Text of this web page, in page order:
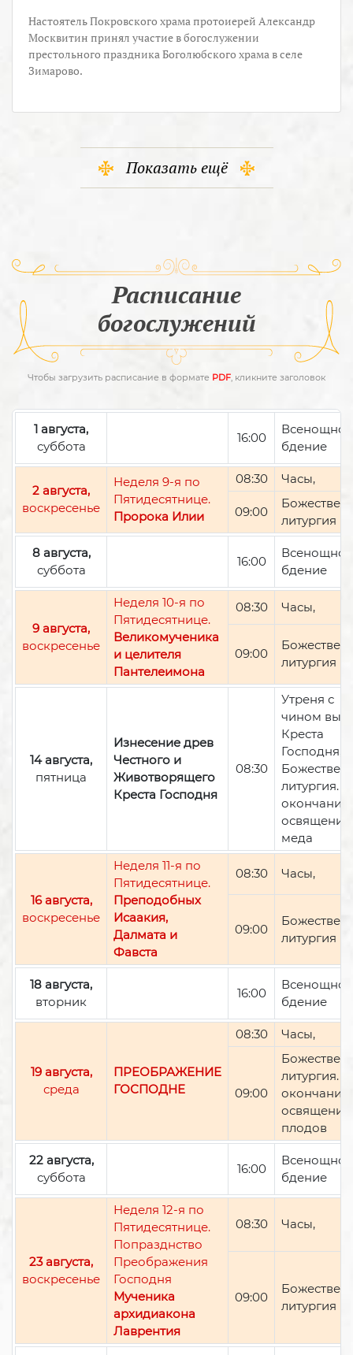
Настоятель Покровского храма протоиерей Александр
Москвитин принял участие в богослужении
престольного праздника Боголюбского храма в селе
Зимарово.
Показать ещё
Расписание
богослужений
Чтобы загрузить расписание в формате PDF, кликните заголовок
1 августа,
суббота
16:00
Всенощное
бдение
2 августа,
воскресенье
Неделя 9-я по
Пятидесятнице.
Пророка Илии
08:30 Часы,
09:00
литургия
8 августа,
суббота
16:00
Всенощное
бдение
9 августа,
воскресенье
Неделя 10-я по
Пятидесятнице.
Великомученика
и целителя
Пантелеимона
08:30 Часы,
09:00
литургия
14 августа,
пятница
Изнесение древ
Честного и
Животворящего
Креста Господня
08:30
Утреня с
чином
Креста
Господня,
литургия.
окончании
освящение
меда
16 августа,
воскресенье
Неделя 11-я по
Пятидесятнице.
Преподобных
Исаакия,
Далмата и
Фавста
08:30 Часы,
09:00
литургия
18 августа,
вторник
16:00
Всенощное
бдение
19 августа,
среда
ПРЕОБРАЖЕНИЕ
ГОСПОДНЕ
08:30 Часы,
09:00
литургия.
окончании
освящение
плодов
22 августа,
суббота
16:00
Всенощное
бдение
23 августа,
воскресенье
Неделя 12-я по
Пятидесятнице.
Попразднство
Преображения
Господня
Мученика
архидиакона
Лаврентия
08:30 Часы,
09:00
литургия